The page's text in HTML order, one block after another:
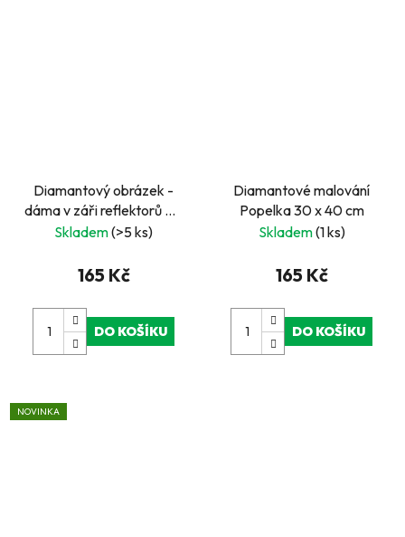
Diamantový obrázek -
dáma v záři reflektorů 30
x 40 cm
Skladem(>5 ks)
165 Kč
DO KOŠÍKU
Diamantové malování
Popelka 30 x 40 cm
Skladem(1 ks)
165 Kč
DO KOŠÍKU
NOVINKA